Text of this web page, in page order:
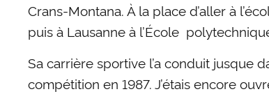
Crans-Montana. À la place d’aller à
puis à Lausanne à l’École
Sa carrière sportive l’a conduit jusque
compétition en 1987. J’étais encore